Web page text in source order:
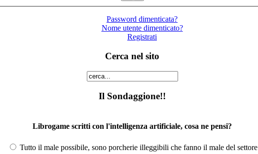
Password dimenticata?
Nome utente dimenticato?
Registrati
Cerca nel sito
Il Sondaggione!!
Librogame scritti con l'intelligenza artificiale, cosa ne pensi?
Tutto il male possibile, sono porcherie illeggibili che fanno il male del settore